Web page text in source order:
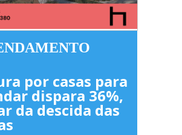
por casas para
dispara 36%,
da descida das